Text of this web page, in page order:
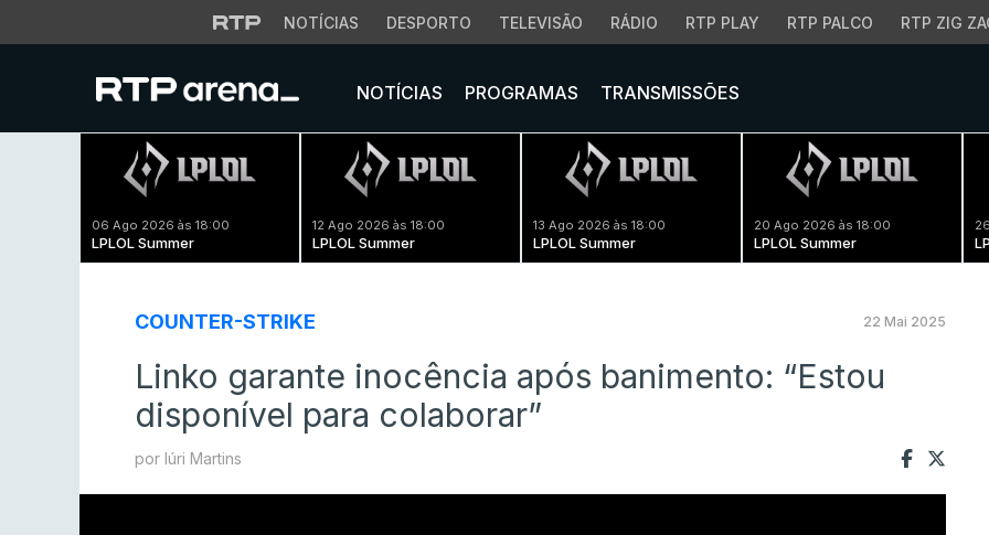
NOTÍCIAS DESPORTO TELEVISÃO RÁDIO RTP PLAY RTP PALCO RTP ZIG
NOTÍCIAS PROGRAMAS TRANSMISSÕES
06 Ago 2026 às 18:00
LPLOL Summer
12 Ago 2026 às 18:00
LPLOL Summer
13 Ago 2026 às 18:00
LPLOL Summer
20 Ago 2026 às 18:00
LPLOL Summer
COUNTER-STRIKE 22 Mai 2025
Linko garante inocência após banimento: “Estou
disponível para colaborar”
por Iúri Martins